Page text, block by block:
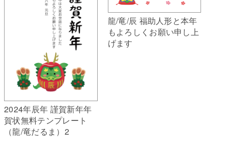
2024年辰年 謹賀新年年
賀状無料テンプレート
（龍/竜だるま）2
龍/竜/辰 福助人形と本年
もよろしくお願い申し上
げます